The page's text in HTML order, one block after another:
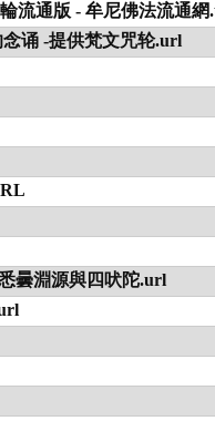
流通版 - 牟尼佛法流通網
诵 -提供梵文咒轮.url
曇淵源與四吠陀.url